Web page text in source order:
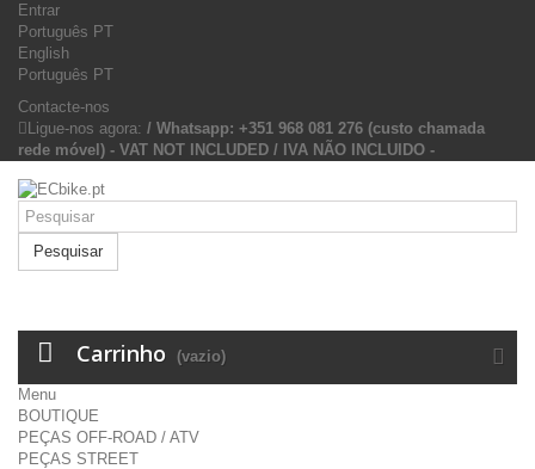
Entrar
Português PT
English
Português PT
Contacte-nos
Ligue-nos agora: / Whatsapp: +351 968 081 276 (custo chamada
rede móvel) - VAT NOT INCLUDED / IVA NÃO INCLUIDO -
Pesquisar
Carrinho (vazio)
Menu
BOUTIQUE
PEÇAS OFF-ROAD / ATV
PEÇAS STREET